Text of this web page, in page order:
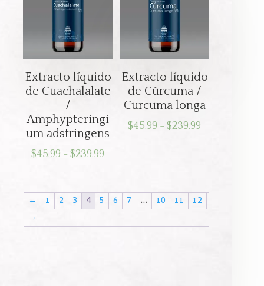
Extracto líquido
de Cuachalalate
/
Amphypteringi
um adstringens
$45.99 - $239.99
desde
hasta
Extracto líquido
de Cúrcuma /
Curcuma longa
$45.99 - $239.99
hasta
← 1 2 3 4 5 6 7 … 10 11
12
→